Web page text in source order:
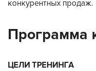
конкурентных продаж.
Программа
ЦЕЛИ ТРЕНИНГА